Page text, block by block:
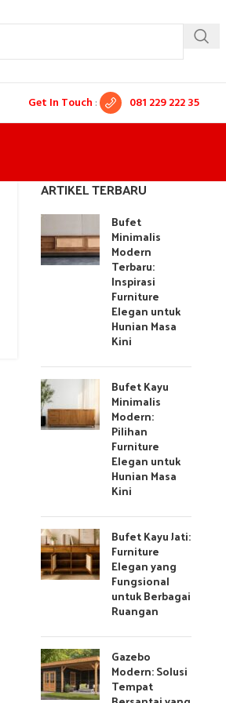
Get In Touch : 081 229 222 35
ARTIKEL TERBARU
Bufet
Minimalis
Modern
Terbaru:
Inspirasi
Furniture
Elegan untuk
Hunian Masa
Kini
Bufet Kayu
Minimalis
Modern:
Pilihan
Furniture
Elegan untuk
Hunian Masa
Kini
Bufet Kayu Jati:
Furniture
Elegan yang
Fungsional
untuk Berbagai
Ruangan
Gazebo
Modern: Solusi
Tempat